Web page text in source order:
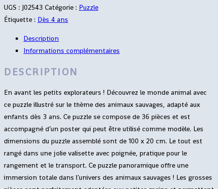
UGS : J02543 Catégorie : Puzzle
Étiquette : Dès 4 ans
Description
Informations complémentaires
DESCRIPTION
En avant les petits explorateurs ! Découvrez le monde animal avec
ce puzzle illustré sur le thème des animaux sauvages, adapté aux
enfants dès 3 ans. Ce puzzle se compose de 36 pièces et est
accompagné d’un poster qui peut être utilisé comme modèle. Les
dimensions du puzzle assemblé sont de 100 x 20 cm. Le tout est
rangé dans une jolie valisette avec poignée, pratique pour le
rangement et le transport. Ce puzzle panoramique offre une
immersion totale dans l’univers des animaux sauvages ! Les grosses